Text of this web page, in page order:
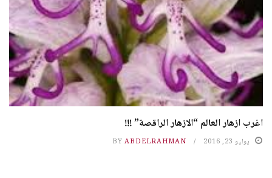
اغرب ازهار العالم “الازهار الراقصة” !!!
يوليو 23, 2016 BY ABDELRAHMAN